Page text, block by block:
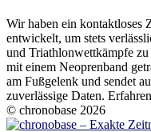
Wir haben ein kontaktloses
entwickelt, um stets
und Triathlonwettkämpfe
mit einem Neoprenband
am Fußgelenk und sendet
zuverlässige Daten.
© chronobase 2026